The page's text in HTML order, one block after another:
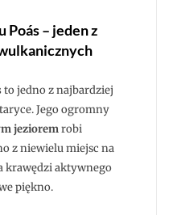
– jeden z
to jedno z najbardziej
Jego ogromny
jezioremrobi
z niewielu miejsc na
krawędzi aktywnego
piękno.